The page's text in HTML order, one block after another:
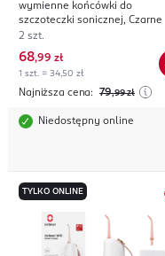
wymienne końcówki do
szczoteczki sonicznej, Czarne
2 szt.
68,99 zł
1 szt. = 34,50 zł
Najniższa cena: 79,99 zł
Niedostępny online
TYLKO ONLINE